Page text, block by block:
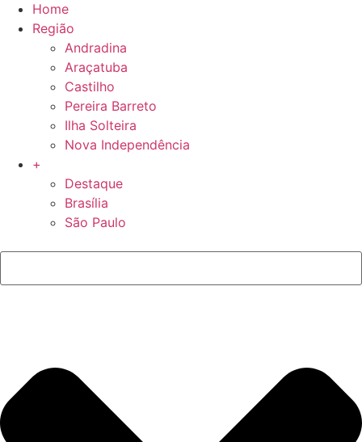
Home
Região
Andradina
Araçatuba
Castilho
Pereira Barreto
Ilha Solteira
Nova Independência
+
Destaque
Brasília
São Paulo